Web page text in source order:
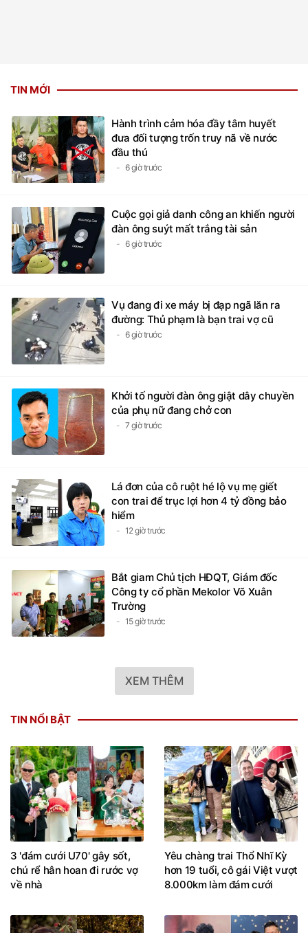
TIN MỚI
Hành trình cảm hóa đầy tâm huyết
đưa đối tượng trốn truy nã về nước
đầu thú
6 giờ trước
Cuộc gọi giả danh công an khiến người
đàn ông suýt mất trắng tài sản
6 giờ trước
Vụ đang đi xe máy bị đạp ngã lăn ra
đường: Thủ phạm là bạn trai vợ cũ
6 giờ trước
Khởi tố người đàn ông giật dây chuyền
của phụ nữ đang chở con
7 giờ trước
Lá đơn của cô ruột hé lộ vụ mẹ giết
con trai để trục lợi hơn 4 tỷ đồng bảo
hiểm
12 giờ trước
Bắt giam Chủ tịch HĐQT, Giám đốc
Công ty cổ phần Mekolor Võ Xuân
Trường
15 giờ trước
XEM THÊM
TIN NỔI BẬT
3 'đám cưới U70' gây sốt,
chú rể hân hoan đi rước vợ
về nhà
Yêu chàng trai Thổ Nhĩ Kỳ
hơn 19 tuổi, cô gái Việt vượt
8.000km làm đám cưới